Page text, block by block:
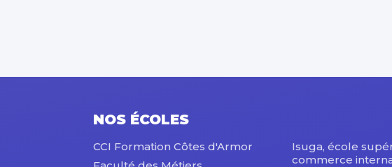
NOS ÉCOLES
CCI Formation Côtes d'Armor
Isuga, école
commerce